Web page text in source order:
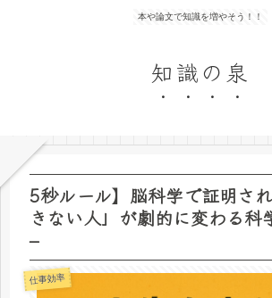
本や論文で知識を増やそう！！
知識の泉
5秒ルール】脳科学で証明さ
きない人」が劇的に変わる科
–
仕事効率